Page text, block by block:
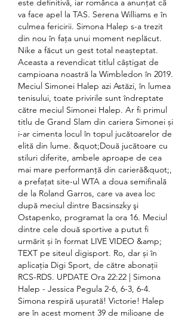
va face apel la TAS. Serena Williams e în
culmea fericirii. Simona Halep s-a trezit
din nou în fața unui moment neplăcut.
Nike a făcut un gest total neașteptat.
Aceasta a revendicat titlul câștigat de
campioana noastră la Wimbledon în 2019.
Meciul Simonei Halep azi Astăzi, în lumea
tenisului, toate privirile sunt îndreptate
către meciul Simonei Halep. Ar fi primul
titlu de Grand Slam din cariera Simonei și
i-ar cimenta locul în topul jucătoarelor de
elită din lume. &quot;Două jucătoare cu
stiluri diferite, ambele aproape de cea
mai mare performanţă din carieră&quot;,
a prefaţat site-ul WTA a doua semifinală
de la Roland Garros, care va avea loc
după meciul dintre Bacsinszky şi
Ostapenko, programat la ora 16. Meciul
dintre cele două sportive a putut fi
urmărit și în format LIVE VIDEO &amp;
TEXT pe siteul digisport. Ro, dar și în
aplicația Digi Sport, de către abonații
RCS-RDS. UPDATE Ora 22:22 | Simona
Halep - Jessica Pegula 2-6, 6-3, 6-4.
Simona respiră ușurată! Victorie! Halep
are în acest moment 39 de milioane de